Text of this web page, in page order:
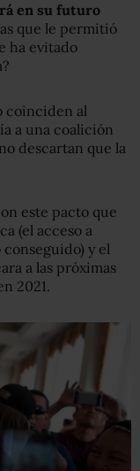
en su futuro
que le permitió
ha evitado
coinciden al
a una coalición
descartan que la
este pacto que
(el acceso a
y el
a las próximas
2021.